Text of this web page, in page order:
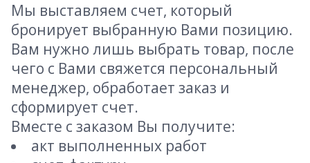
Мы выставляем счет, который
бронирует выбранную Вами позицию.
Вам нужно лишь выбрать товар, после
чего с Вами свяжется персональный
менеджер, обработает заказ и
сформирует счет.
Вместе с заказом Вы получите:
акт выполненных работ